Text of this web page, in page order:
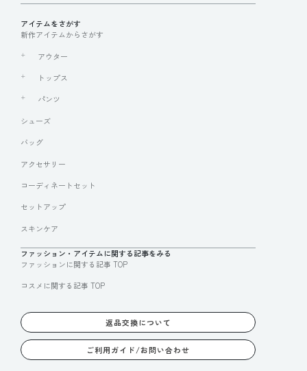
アイテムをさがす
新作アイテムからさがす
アウター
トップス
パンツ
シューズ
バッグ
アクセサリー
コーディネートセット
セットアップ
スキンケア
ファッション・アイテムに関する記事をみる
ファッションに関する記事 TOP
コスメに関する記事 TOP
返品交換について
ご利用ガイド/お問い合わせ